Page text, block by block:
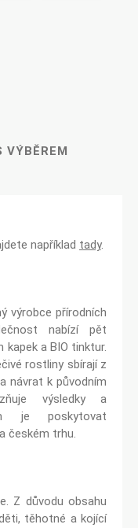
VÝBĚREM
například tady.
výrobce přírodních
nabízí pět
kapek a BIO tinktur.
rostliny sbírají z
návrat k původním
výsledky a
je poskytovat
českém trhu.
Z důvodu obsahu
těhotné a kojící